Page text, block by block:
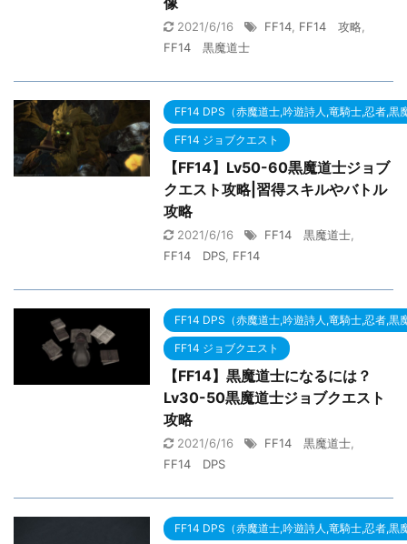
2021/6/16 FF14 FF14 攻略
FF14 黒魔道士
FF14 DPS（赤魔道士,吟遊詩人,竜騎士,忍者,
FF14 ジョブクエスト
【FF14】Lv50-60黒魔道士ジョブ
クエスト攻略|習得スキルやバトル
攻略
2021/6/16 FF14 黒魔道士
FF14 DPS FF14
FF14 DPS（赤魔道士,吟遊詩人,竜騎士,忍者,
FF14 ジョブクエスト
【FF14】黒魔道士になるには？
Lv30-50黒魔道士ジョブクエスト
攻略
2021/6/16 FF14 黒魔道士
FF14 DPS
FF14 DPS（赤魔道士,吟遊詩人,竜騎士,忍者,